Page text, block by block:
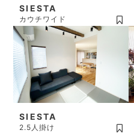
SIESTA
カウチワイド
SIESTA
2.5人掛け